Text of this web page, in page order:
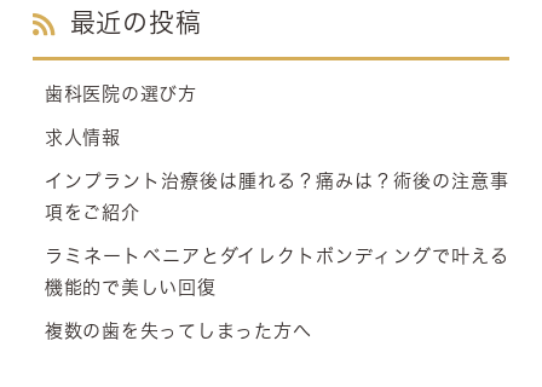
最近の投稿
歯科医院の選び方
求人情報
インプラント治療後は腫れる？痛みは？術後の注意事
項をご紹介
ラミネートベニアとダイレクトボンディングで叶える
機能的で美しい回復
複数の歯を失ってしまった方へ